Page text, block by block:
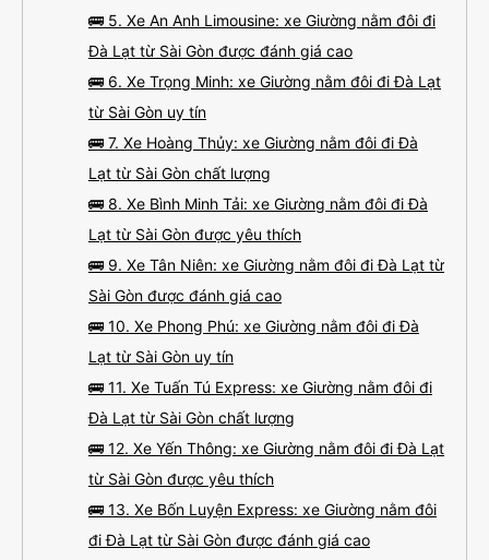
🚌 5. Xe An Anh Limousine: xe Giường nằm đôi đi
Đà Lạt từ Sài Gòn được đánh giá cao
🚌 6. Xe Trọng Minh: xe Giường nằm đôi đi Đà Lạt
từ Sài Gòn uy tín
🚌 7. Xe Hoàng Thủy: xe Giường nằm đôi đi Đà
Lạt từ Sài Gòn chất lượng
🚌 8. Xe Bình Minh Tải: xe Giường nằm đôi đi Đà
Lạt từ Sài Gòn được yêu thích
🚌 9. Xe Tân Niên: xe Giường nằm đôi đi Đà Lạt từ
Sài Gòn được đánh giá cao
🚌 10. Xe Phong Phú: xe Giường nằm đôi đi Đà
Lạt từ Sài Gòn uy tín
🚌 11. Xe Tuấn Tú Express: xe Giường nằm đôi đi
Đà Lạt từ Sài Gòn chất lượng
🚌 12. Xe Yến Thông: xe Giường nằm đôi đi Đà Lạt
từ Sài Gòn được yêu thích
🚌 13. Xe Bốn Luyện Express: xe Giường nằm đôi
đi Đà Lạt từ Sài Gòn được đánh giá cao